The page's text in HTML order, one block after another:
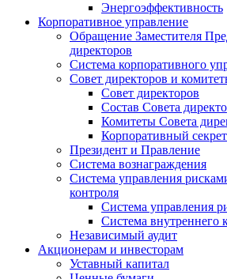
Энергоэффективность
Корпоративное управление
Обращение Заместителя
директоров
Система корпоративного
Совет директоров и
Совет директоров
Состав Совета
Комитеты Совета
Корпоративный
Президент и Правление
Система вознаграждения
Система управления
контроля
Система управления
Система внутреннего
Независимый аудит
Акционерам и инвесторам
Уставный капитал